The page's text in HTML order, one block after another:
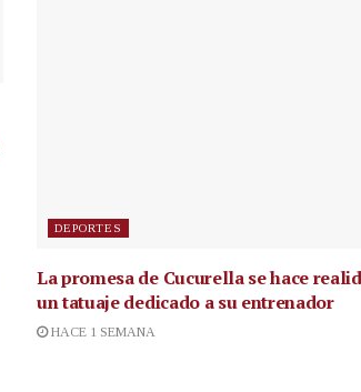
DEPORTES
La promesa de Cucurella se hace
un tatuaje dedicado a su entrenador
HACE 1 SEMANA